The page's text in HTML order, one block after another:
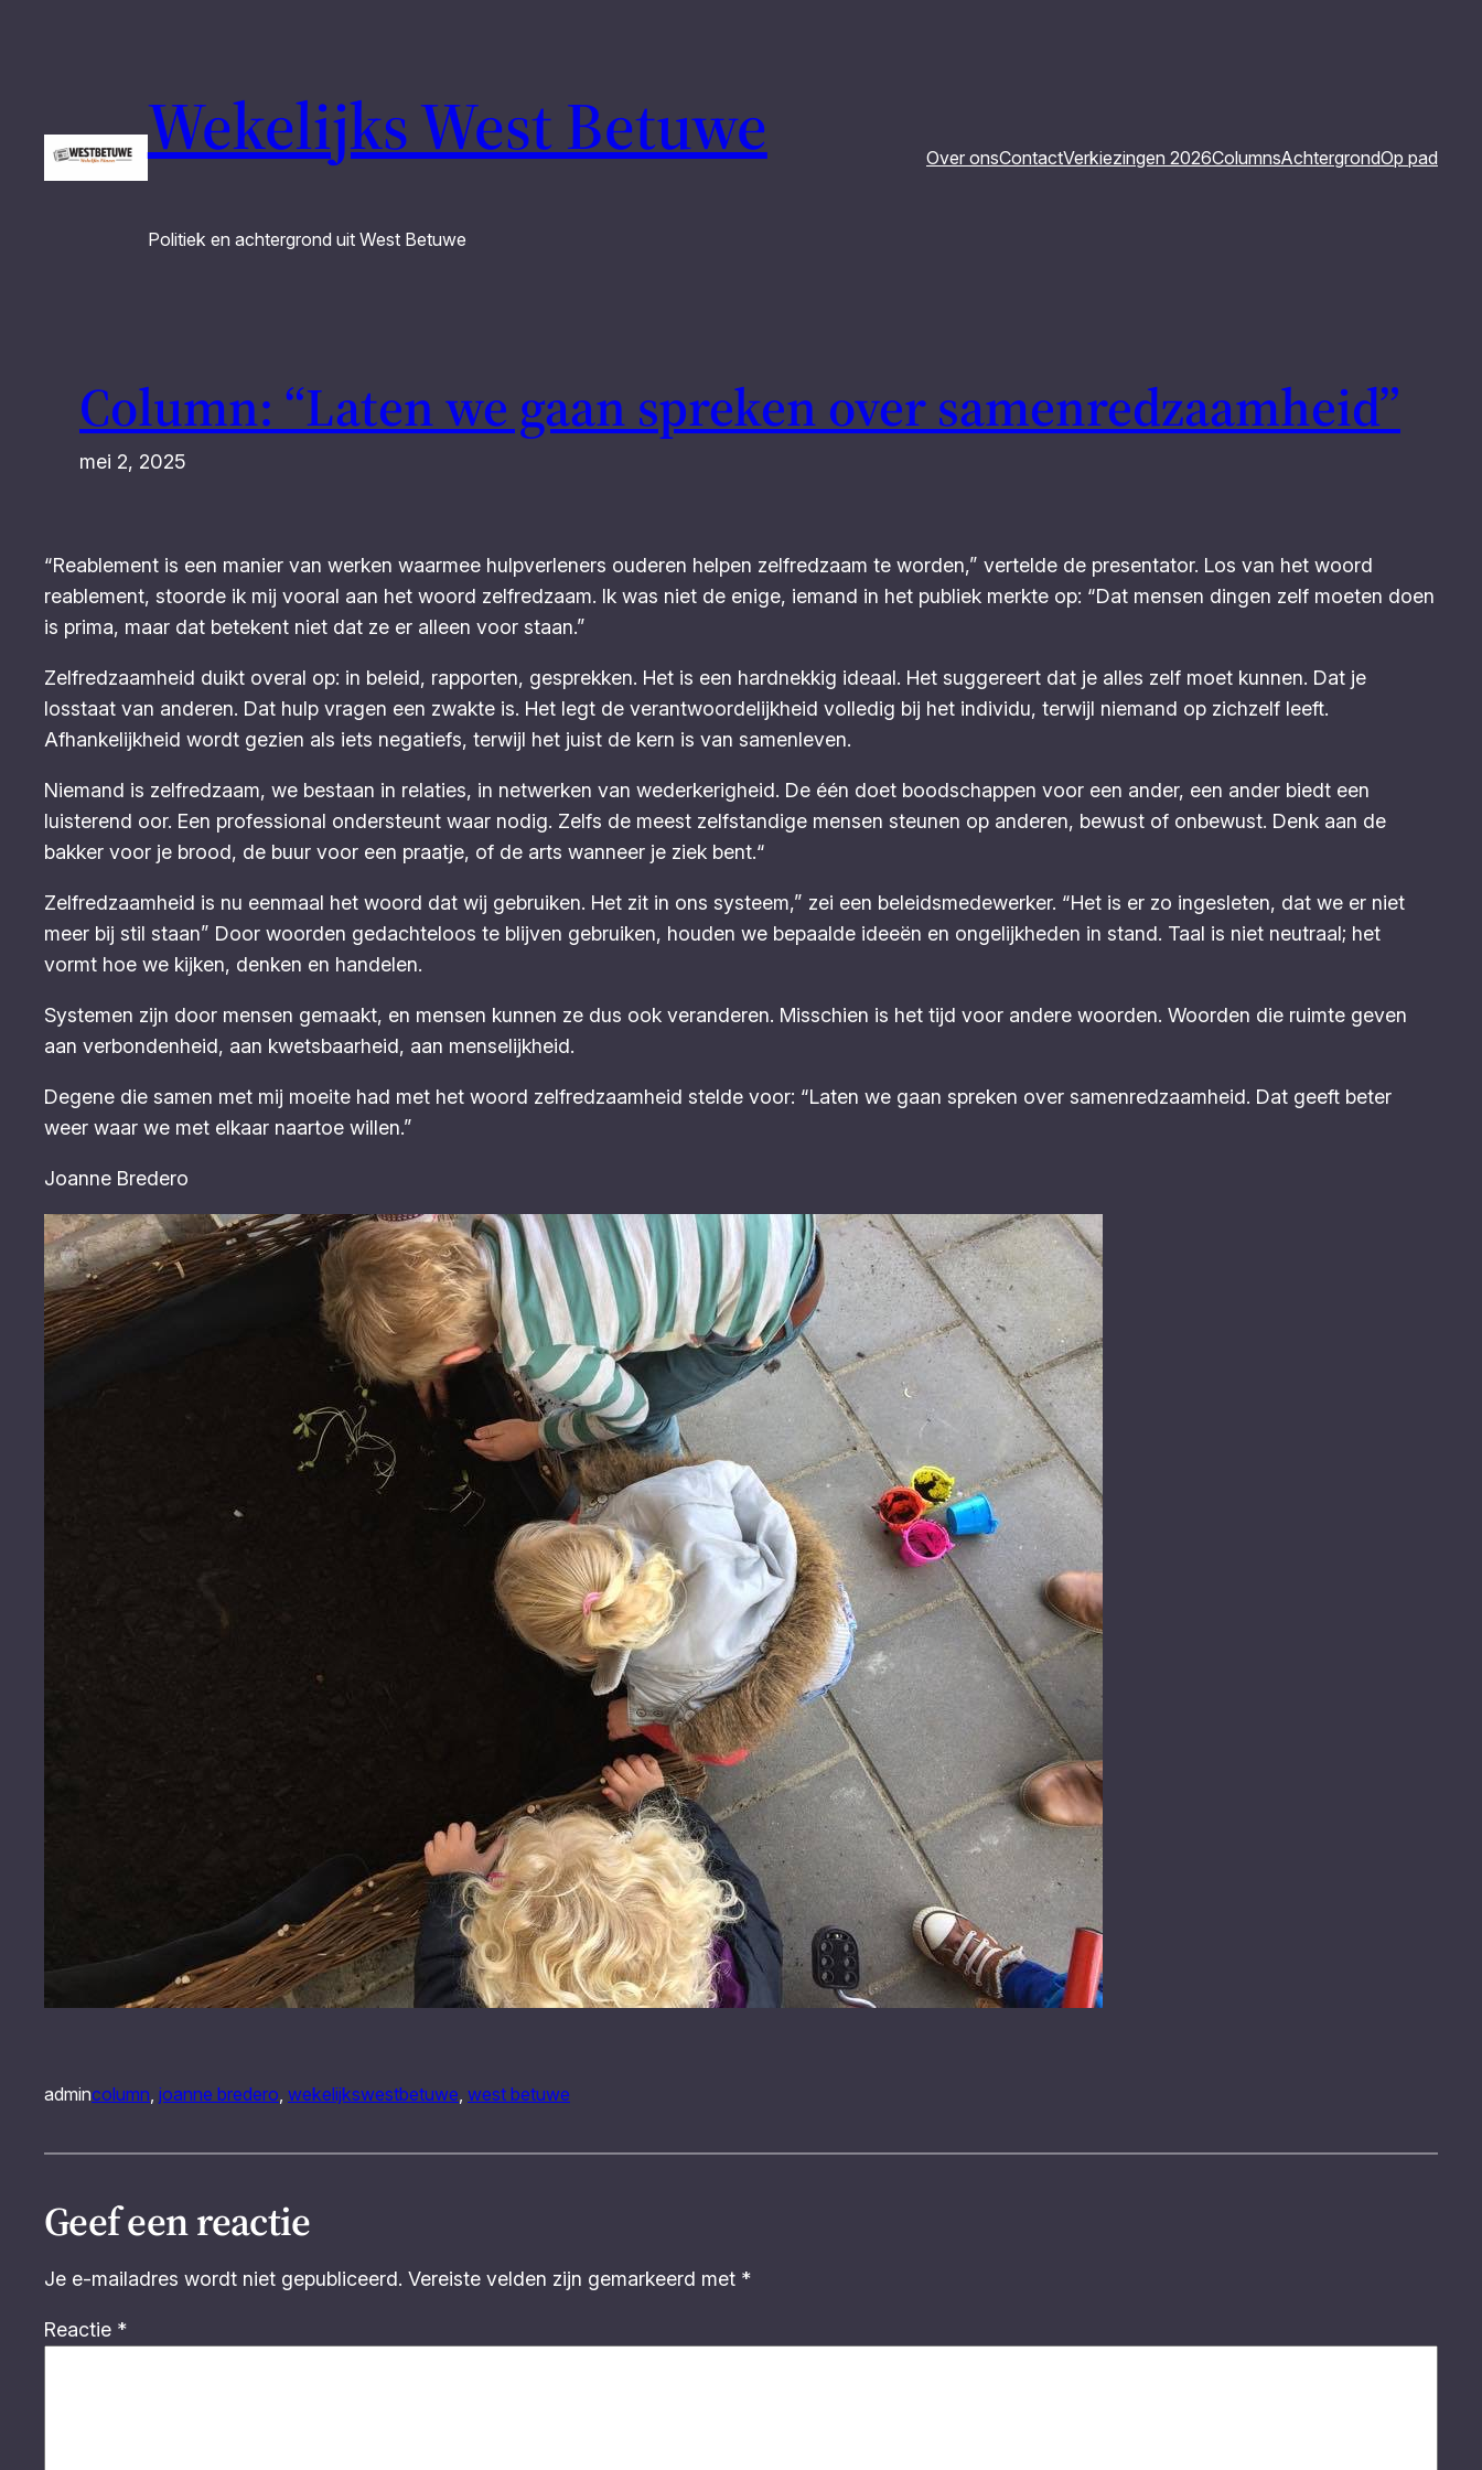
Wekelijks West Betuwe
Politiek en achtergrond uit West Betuwe
Over onsContactVerkiezingen 2026ColumnsAchtergrondOp pad
Column: “Laten we gaan spreken over samenredzaamheid”
mei 2, 2025
“Reablement is een manier van werken waarmee hulpverleners ouderen helpen zelfredzaam te worden,” vertelde de presentator. Los van het woord
reablement, stoorde ik mij vooral aan het woord zelfredzaam. Ik was niet de enige, iemand in het publiek merkte op: “Dat mensen dingen zelf moeten doen
is prima, maar dat betekent niet dat ze er alleen voor staan.”
Zelfredzaamheid duikt overal op: in beleid, rapporten, gesprekken. Het is een hardnekkig ideaal. Het suggereert dat je alles zelf moet kunnen. Dat je
losstaat van anderen. Dat hulp vragen een zwakte is. Het legt de verantwoordelijkheid volledig bij het individu, terwijl niemand op zichzelf leeft.
Afhankelijkheid wordt gezien als iets negatiefs, terwijl het juist de kern is van samenleven.
Niemand is zelfredzaam, we bestaan in relaties, in netwerken van wederkerigheid. De één doet boodschappen voor een ander, een ander biedt een
luisterend oor. Een professional ondersteunt waar nodig. Zelfs de meest zelfstandige mensen steunen op anderen, bewust of onbewust. Denk aan de
bakker voor je brood, de buur voor een praatje, of de arts wanneer je ziek bent.“
Zelfredzaamheid is nu eenmaal het woord dat wij gebruiken. Het zit in ons systeem,” zei een beleidsmedewerker. “Het is er zo ingesleten, dat we er niet
meer bij stil staan” Door woorden gedachteloos te blijven gebruiken, houden we bepaalde ideeën en ongelijkheden in stand. Taal is niet neutraal; het
vormt hoe we kijken, denken en handelen.
Systemen zijn door mensen gemaakt, en mensen kunnen ze dus ook veranderen. Misschien is het tijd voor andere woorden. Woorden die ruimte geven
aan verbondenheid, aan kwetsbaarheid, aan menselijkheid.
Degene die samen met mij moeite had met het woord zelfredzaamheid stelde voor: “Laten we gaan spreken over samenredzaamheid. Dat geeft beter
weer waar we met elkaar naartoe willen.”
Joanne Bredero
admincolumn, joanne bredero, wekelijkswestbetuwe, west betuwe
Geef een reactie
Je e-mailadres wordt niet gepubliceerd. Vereiste velden zijn gemarkeerd met *
Reactie *